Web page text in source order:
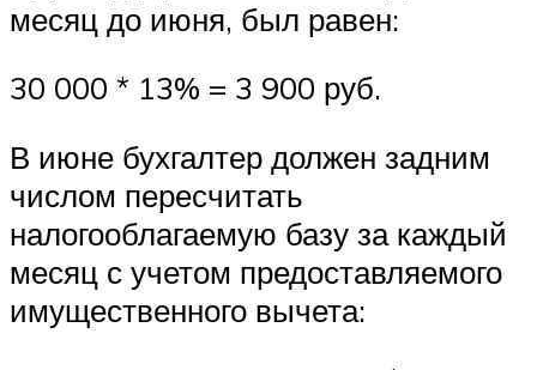
месяц до июня, был равен:
30 000 * 13% = 3 900 руб.
В июне бухгалтер должен задним
числом пересчитать
налогооблагаемую базу за каждый
месяц с учетом предоставляемого
имущественного вычета: